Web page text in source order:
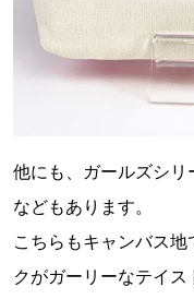
他にも、ガールズシ
などもあります。
こちらもキャンバス
クがガーリーなテイス